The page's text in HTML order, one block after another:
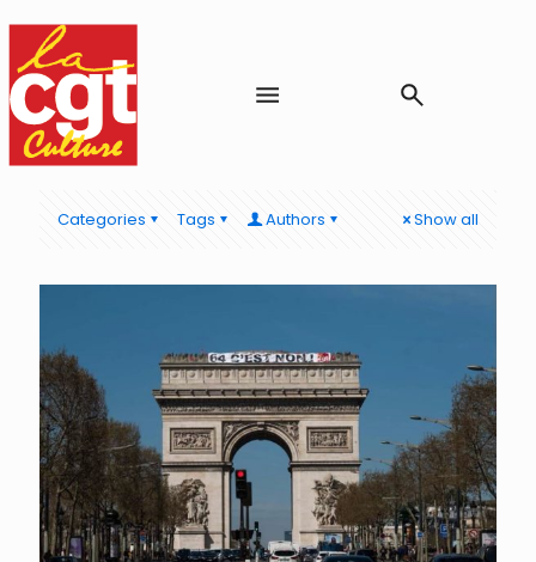
Categories Tags Authors Show all